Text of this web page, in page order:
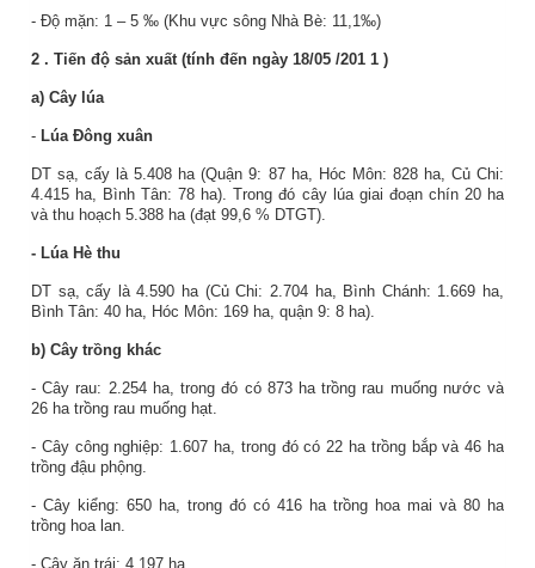
- Độ mặn: 1 – 5 ‰ (Khu vực sông Nhà Bè: 11,1‰)
2 . Tiến độ sản xuất (tính đến ngày 18/05 /201 1 )
a) Cây lúa
- Lúa Đông xuân
DT sạ, cấy là 5.408 ha (Quận 9: 87 ha, Hóc Môn: 828 ha, Củ Chi:
4.415 ha, Bình Tân: 78 ha). Trong đó cây lúa giai đoạn chín 20 ha
và thu hoạch 5.388 ha (đạt 99,6 % DTGT).
- Lúa Hè thu
DT sạ, cấy là 4.590 ha (Củ Chi: 2.704 ha, Bình Chánh: 1.669 ha,
Bình Tân: 40 ha, Hóc Môn: 169 ha, quận 9: 8 ha).
b) Cây trồng khác
- Cây rau: 2.254 ha, trong đó có 873 ha trồng rau muống nước và
26 ha trồng rau muống hạt.
- Cây công nghiệp: 1.607 ha, trong đó có 22 ha trồng bắp và 46 ha
trồng đậu phộng.
- Cây kiểng: 650 ha, trong đó có 416 ha trồng hoa mai và 80 ha
trồng hoa lan.
- Cây ăn trái: 4.197 ha